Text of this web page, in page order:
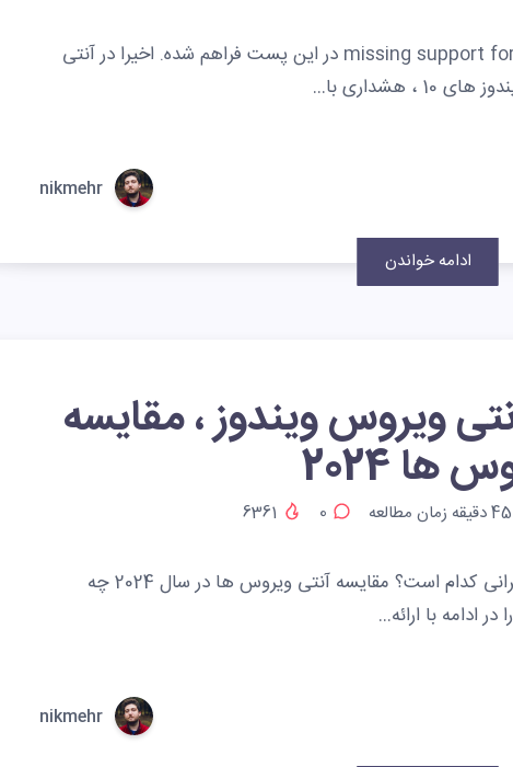
راهکار رفع خطای missing support for azure code signing در این پست فراهم شده. اخیرا در آنتی
nikmehr
ادامه خواندن
ویروس ویندوز ، مقایسه
ها 2024
45دقیقه زمان مطالعه 0
بهترین آنتی ویروس ویندوز برای کاربران ایرانی کدام است؟ مقایسه آنتی ویروس ها در سال 2024 چه
ادامه با ارائه…
nikmehr